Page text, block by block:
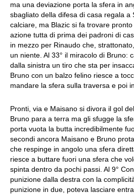
ma una deviazione porta la sfera in
sbagliato della difesa di casa regala a
calciare, ma Blazic si fa trovare
azione tutta di prima dei padroni di
in mezzo per Rinaudo che,
un niente. Al 33° il miracolo di Bruno:
dalla sinistra un tiro che sta per
Bruno con un balzo felino riesce a
mandare la sfera sulla traversa e poi
Pronti, via e Maisano si divora il gol
Bruno para a terra ma gli sfugge la
porta vuota la butta incredibilmente
secondi ancora Maisano e Bruno
che respinge in angolo una sfera
riesce a buttare fuori una sfera che
spinta dentro da pochi passi. Al 9°
punizione dalla destra con la
punizione in due, poteva lasciare